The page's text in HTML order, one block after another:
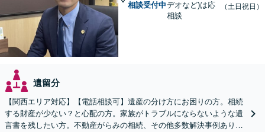
相談受付中デオなど)は応
相談
（土日祝日）
遺留分
【関西エリア対応】【電話相談可】遺産の分け方にお困りの方。相続
する財産が少ない？と心配の方。家族がトラブルにならないような遺
言書を残したい方。不動産がらみの相続、その他多数解決事例あり。